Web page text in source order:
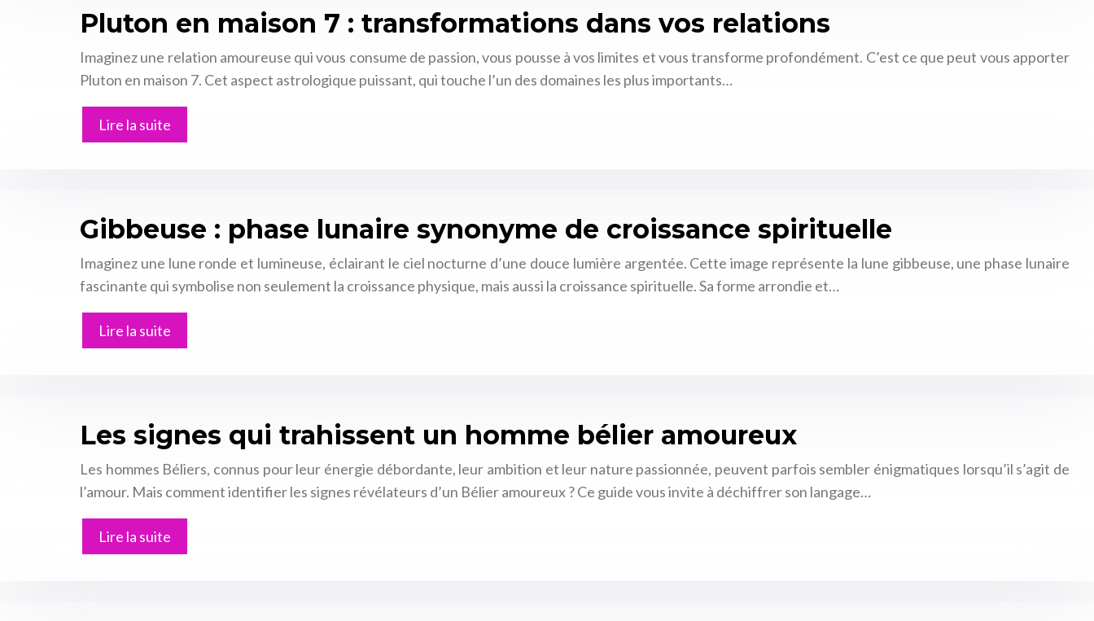
Pluton en maison 7 : transformations dans vos relations
Imaginez une relation amoureuse qui vous consume de passion, vous pousse à vos limites et vous transforme profondément. C’est ce que peut vous apporter
Pluton en maison 7. Cet aspect astrologique puissant, qui touche l’un des domaines les plus importants…
Lire la suite
Gibbeuse : phase lunaire synonyme de croissance spirituelle
Imaginez une lune ronde et lumineuse, éclairant le ciel nocturne d’une douce lumière argentée. Cette image représente la lune gibbeuse, une phase lunaire
fascinante qui symbolise non seulement la croissance physique, mais aussi la croissance spirituelle. Sa forme arrondie et…
Lire la suite
Les signes qui trahissent un homme bélier amoureux
Les hommes Béliers, connus pour leur énergie débordante, leur ambition et leur nature passionnée, peuvent parfois sembler énigmatiques lorsqu’il s’agit de
l’amour. Mais comment identifier les signes révélateurs d’un Bélier amoureux ? Ce guide vous invite à déchiffrer son langage…
Lire la suite